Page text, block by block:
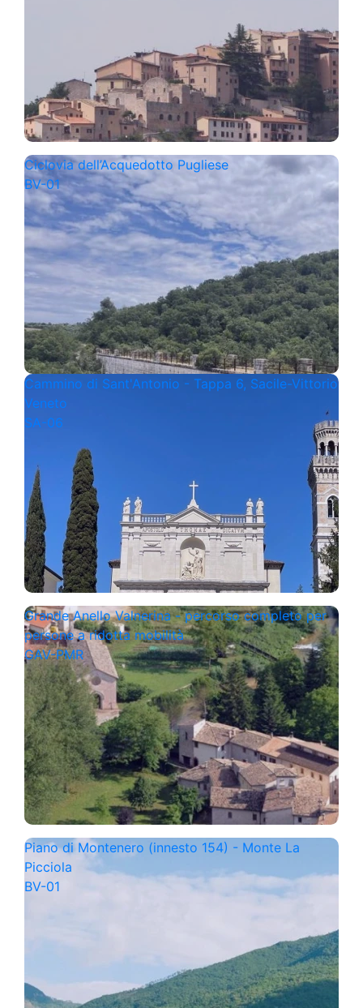
Ciclovia dell’Acquedotto Pugliese
BV-01
Cammino di Sant'Antonio - Tappa 6, Sacile-Vittorio
Veneto
SA-06
Grande Anello Valnerina - percorso completo per
persone a ridotta mobilità
GAV-PMR
Piano di Montenero (innesto 154) - Monte La
Picciola
BV-01